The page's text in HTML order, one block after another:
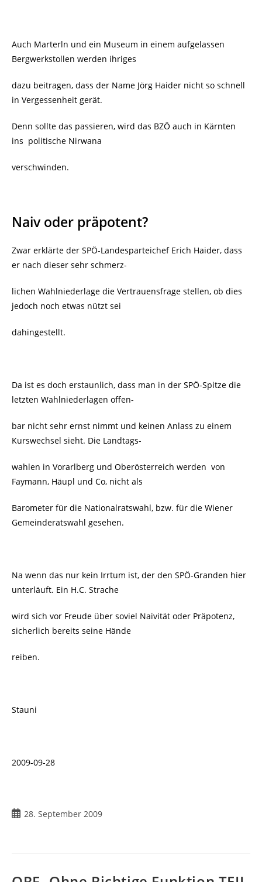
Auch Marterln und ein Museum in einem aufgelassen
Bergwerkstollen werden ihriges
dazu beitragen, dass der Name Jörg Haider nicht so schnell
in Vergessenheit gerät.
Denn sollte das passieren, wird das BZÖ auch in Kärnten
ins politische Nirwana
verschwinden.
Naiv oder präpotent?
Zwar erklärte der SPÖ-Landesparteichef Erich Haider, dass
er nach dieser sehr schmerz-
lichen Wahlniederlage die Vertrauensfrage stellen, ob dies
jedoch noch etwas nützt sei
dahingestellt.
Da ist es doch erstaunlich, dass man in der SPÖ-Spitze die
letzten Wahlniederlagen offen-
bar nicht sehr ernst nimmt und keinen Anlass zu einem
Kurswechsel sieht. Die Landtags-
wahlen in Vorarlberg und Oberösterreich werden von
Faymann, Häupl und Co, nicht als
Barometer für die Nationalratswahl, bzw. für die Wiener
Gemeinderatswahl gesehen.
Na wenn das nur kein Irrtum ist, der den SPÖ-Granden hier
unterläuft. Ein H.C. Strache
wird sich vor Freude über soviel Naivität oder Präpotenz,
sicherlich bereits seine Hände
reiben.
Stauni
2009-09-28
Beitrag
28. September 2009